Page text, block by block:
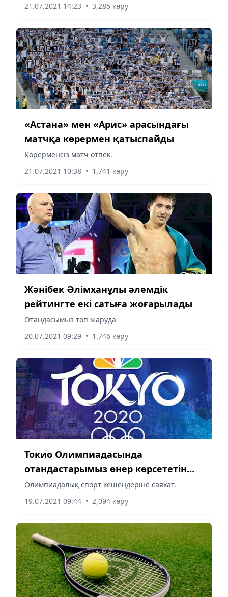
21.07.2021 14:23 • 3,285 көру
«Астана» мен «Арис» арасындағы
матчқа көрермен қатыспайды
Көрерменсіз матч өтпек.
21.07.2021 10:38 • 1,741 көру
Жәнібек Әлімханұлы әлемдік
рейтингте екі сатыға жоғарылады
Отандасымыз топ жаруда
20.07.2021 09:29 • 1,746 көру
Токио Олимпиадасында
отандастарымыз өнер көрсететін
спорт кешендері
Олимпиадалық спорт кешендеріне саяхат.
19.07.2021 09:44 • 2,094 көру